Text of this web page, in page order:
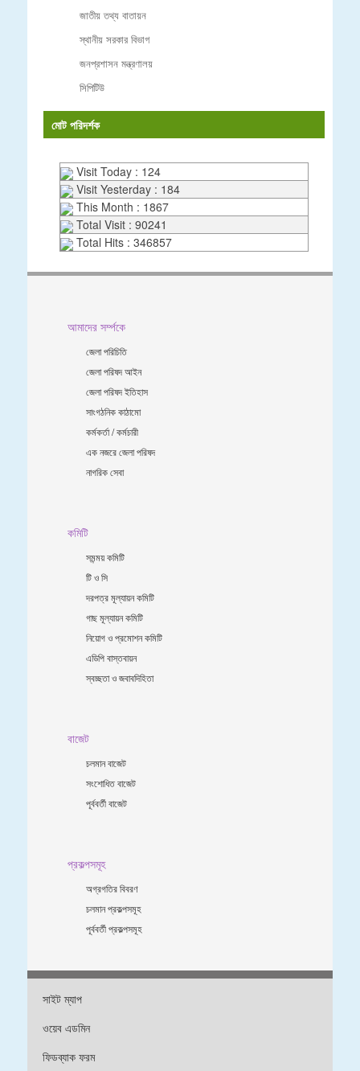
জাতীয় তথ্য বাতায়ন
স্থানীয় সরকার বিভাগ
জনপ্রশাসন মন্ত্রণালয়
সিপিটিউ
মোট পরিদর্শক
Visit Today : 124
Visit Yesterday : 184
This Month : 1867
Total Visit : 90241
Total Hits : 346857
আমাদের সর্ম্পকে
জেলা পরিচিতি
জেলা পরিষদ আইন
জেলা পরিষদ ইতিহাস
সাংগঠনিক কাঠামো
কর্মকর্তা / কর্মচারী
এক নজরে জেলা পরিষদ
নাগরিক সেবা
কমিটি
সমন্ময় কমিটি
টি ও সি
দরপত্র মূল্যায়ন কমিটি
গাছ মূল্যায়ন কমিটি
নিয়োগ ও প্রমোশন কমিটি
এডিপি বাস্তবায়ন
স্বচ্ছতা ও জবাবদিহিতা
বাজেট
চলমান বাজেট
সংশোধিত বাজেট
পূর্ববর্তী বাজেট
প্রকল্পসমূহ
অগ্রগতির বিবরণ
চলমান প্রকল্পসমূহ
পূর্ববর্তী প্রকল্পসমূহ
সাইট ম্যাপ
ওয়েব এডমিন
ফিডব্যাক ফরম